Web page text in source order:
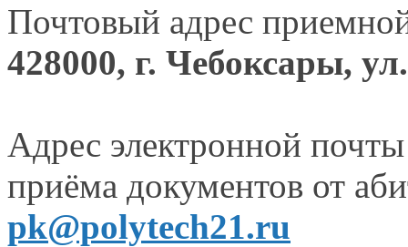
Почтовый адрес
428000, г. Чебоксары,
Адрес электронной
приёма документов от
pk@polytech21.ru